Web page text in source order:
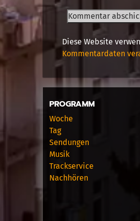
Diese Website
Kommentardaten
PROGRAMM
Woche
Tag
Sendungen
Musik
Trackservice
Nachhören